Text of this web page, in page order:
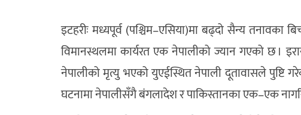
इटहरीःमध्यपूर्व (पश्चिम–एसिया)मा बढ्दो सैन्य तनावका
विमानस्थलमा कार्यरत एक नेपालीको ज्यान गएको छ ।
नेपालीको मृत्यु भएको युएईस्थित नेपाली दूतावासले
घटनामा नेपालीसँगै बंगलादेश र पाकिस्तानका एक–एक